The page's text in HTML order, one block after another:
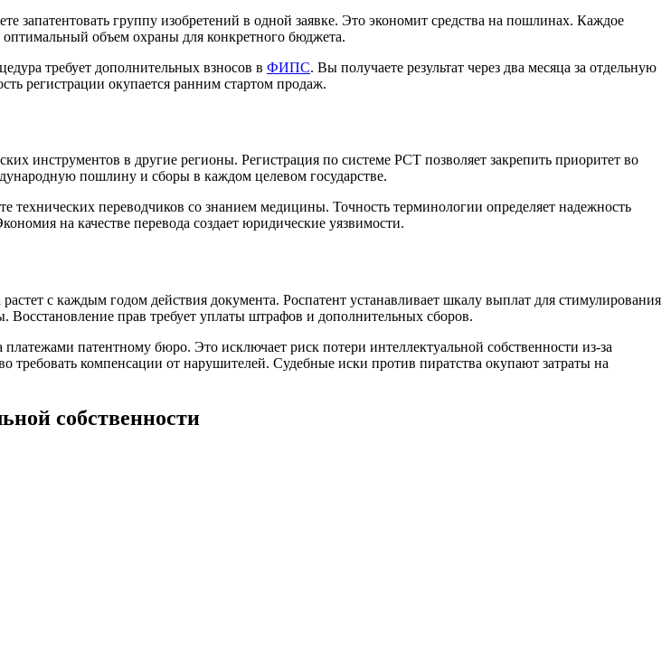
группу изобретений в одной заявке. Это экономит средства на пошлинах. Каждое
объем охраны для конкретного бюджета.
требует дополнительных взносов в ФИПС. Вы получаете результат через два месяца за отдельную
регистрации окупается ранним стартом продаж.
инструментов в другие регионы. Регистрация по системе PCT позволяет закрепить приоритет во
пошлину и сборы в каждом целевом государстве.
переводчиков со знанием медицины. Точность терминологии определяет надежность
на качестве перевода создает юридические уязвимости.
с каждым годом действия документа. Роспатент устанавливает шкалу выплат для стимулирования
прав требует уплаты штрафов и дополнительных сборов.
патентному бюро. Это исключает риск потери интеллектуальной собственности из-за
требовать компенсации от нарушителей. Судебные иски против пиратства окупают затраты на
собственности